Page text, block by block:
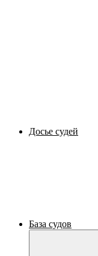
Досье судей
База судов